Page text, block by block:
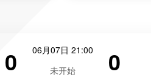
0
06月07日 21:00
未开始
0